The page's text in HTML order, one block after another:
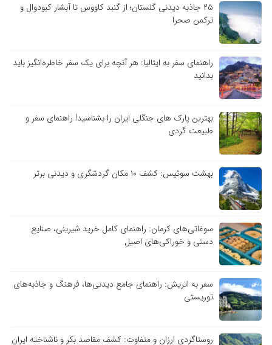
۲۵ جاذبه دیدنی گلستان؛ از گنبد کاووس تا آبشار کبودوال و
ترکمن صحرا
راهنمای سفر به ایتالیا: هر آنچه برای یک سفر خاطره‌انگیز باید
بدانید
بهترین پارک های جنگلی ایران را بشناسید! راهنمای سفر و
طبیعت گردی
بهشت سوئیس: کشف ۱۰ مکان گردشگری و دیدنی برتر
سوغاتی‌های کرمان: راهنمای کامل خرید شیرینی، صنایع
دستی و خوراکی‌های اصیل
سفر به اتریش: راهنمای جامع دیدنی‌ها، فرهنگ و جاذبه‌های
توریستی
روستاگردی ارزان و متفاوت: کشف مقاصد بکر و ناشناخته ایران